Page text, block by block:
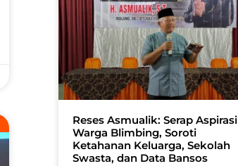
Reses Asmualik: Serap Aspirasi
Warga Blimbing, Soroti
Ketahanan Keluarga, Sekolah
Swasta, dan Data Bansos